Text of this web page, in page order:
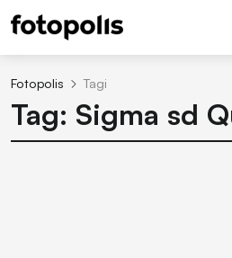
Fotopolis Tagi
Tag: Sigma sd